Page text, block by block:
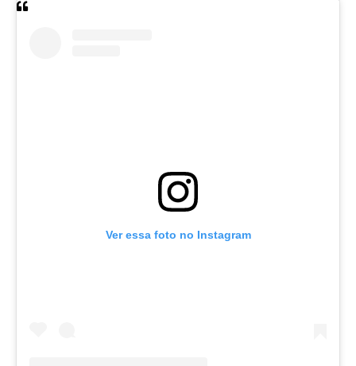
Ver essa foto no Instagram